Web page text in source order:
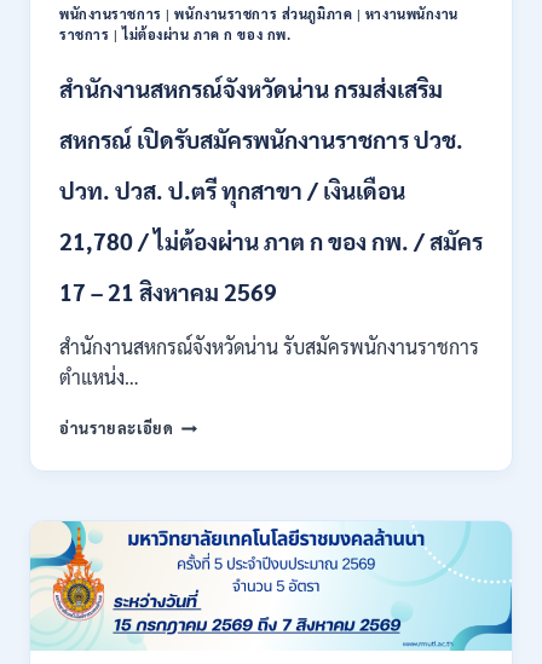
ป.ตรี
หลาย
+
เงิน
17700
–
71500
/
ต้อง
ภาค
กพ.
สมัคร
17
–
28
สิงหาคม
2569
พนักงานราชการ |พนักงานราชการ ส่วนภูมิภาค | หางานพนักงาน
ราชการ |ไม่ต้องผ่าน ภาค ก ของ กพ.
สำนักงานสหกรณ์จังหวัดน่าน กรมส่งเสริม
สหกรณ์ เปิดรับสมัครพนักงานราชการ ปวช.
ปวท. ปวส. ป.ตรี ทุกสาขา / เงินเดือน
21,780 / ไม่ต้องผ่าน ภาต ก ของ กพ. / สมัคร
17 – 21 สิงหาคม 2569
สำนักงานสหกรณ์จังหวัดน่าน รับสมัครพนักงานราชการ
ตำแหน่ง…
อ่านรายละเอียด สำนักงาน
จังหวัด
กรม
ส่ง
เสริม
สหกรณ์
เปิด
รับ